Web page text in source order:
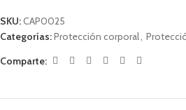
SKU:CAP0025
Categorías:Protección corporal,
Comparte: